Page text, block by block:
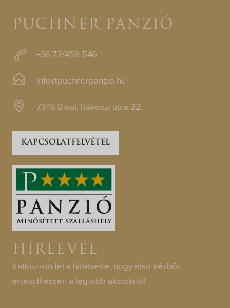
PUCHNER PANZIÓ
+36 72/459-546
info@puchnerpanzio.hu
7346 Bikal, Rákóczi utca 22.
KAPCSOLATFELVÉTEL
HÍRLEVÉL
Iratkozzon fel a hírlevélre, hogy első kézből
értesülhessen a legjobb akciókról!